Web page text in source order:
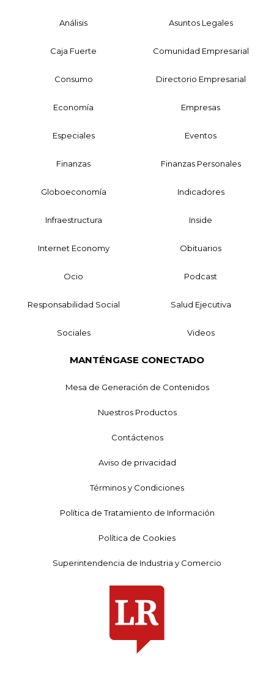
Análisis Asuntos Legales
Caja Fuerte Comunidad Empresarial
Consumo Directorio Empresarial
Economía Empresas
Especiales Eventos
Finanzas Finanzas Personales
Globoeconomía Indicadores
Infraestructura Inside
Internet Economy Obituarios
Ocio Podcast
Responsabilidad Social Salud Ejecutiva
Sociales Videos
MANTÉNGASE CONECTADO
Mesa de Generación de Contenidos
Nuestros Productos
Contáctenos
Aviso de privacidad
Términos y Condiciones
Política de Tratamiento de Información
Política de Cookies
Superintendencia de Industria y Comercio